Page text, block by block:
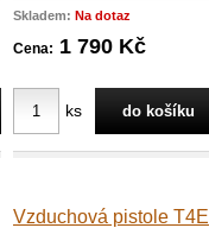
Skladem: Na dotaz
Cena: 1 790 Kč
ks
Vzduchová pistole T4E